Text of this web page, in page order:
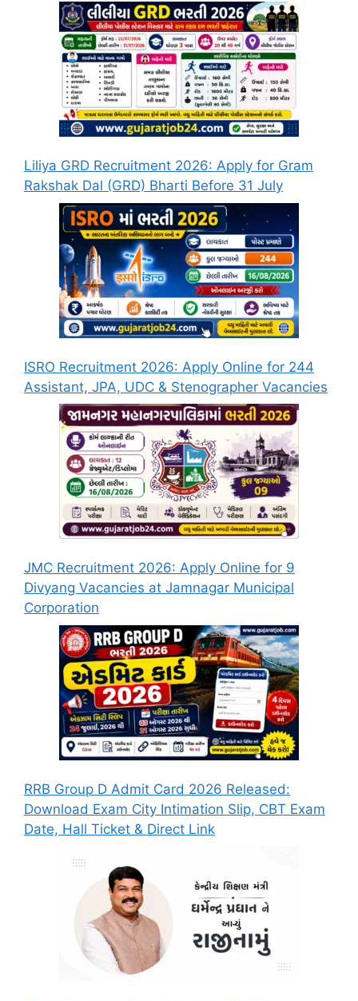
Liliya GRD Recruitment 2026: Apply for Gram
Rakshak Dal (GRD) Bharti Before 31 July
ISRO Recruitment 2026: Apply Online for 244
Assistant, JPA, UDC & Stenographer Vacancies
JMC Recruitment 2026: Apply Online for 9
Divyang Vacancies at Jamnagar Municipal
Corporation
RRB Group D Admit Card 2026 Released:
Download Exam City Intimation Slip, CBT Exam
Date, Hall Ticket & Direct Link